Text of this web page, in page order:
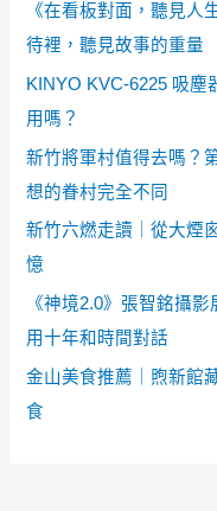
《在看板對面，聽見人
待裡，聽見故事的重量
KINYO KVC-6225 吸塵
用嗎？
新竹將軍村值得去嗎？
想的眷村完全不同
新竹六燃走讀｜從大煙
憶
《神境2.0》張智銘攝
用十年和時間對話
金山美食推薦｜煦新館
食